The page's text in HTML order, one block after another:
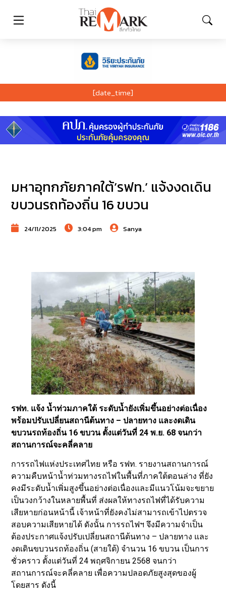
[date_time]
มหาอุทกภัยภาคใต้’รฟท.’ แจ้งงดเดิน
ขบวนรถท้องถิ่น 16 ขบวน
24/11/2025 3:04 pm Sanya
รฟท. แจ้ง น้ำท่วมภาคใต้ ระดับน้ำยังเพิ่มขึ้นอย่างต่อเนื่อง
พร้อมปรับเปลี่ยนสถานีต้นทาง – ปลายทาง และงดเดิน
ขบวนรถท้องถิ่น 16 ขบวน ตั้งแต่วันที่ 24 พ.ย. 68 จนกว่า
สถานการณ์จะคลี่คลาย
การรถไฟแห่งประเทศไทย หรือ รฟท. รายงานสถานการณ์
ความคืบหน้าน้ำท่วมทางรถไฟในพื้นที่ภาคใต้ตอนล่าง ที่ยัง
คงมีระดับน้ำเพิ่มสูงขึ้นอย่างต่อเนื่องและมีแนวโน้มจะขยาย
เป็นวงกว้างในหลายพื้นที่ ส่งผลให้ทางรถไฟที่ได้รับความ
เสียหายก่อนหน้านี้ เจ้าหน้าที่ยังคงไม่สามารถเข้าไปตรวจ
สอบความเสียหายได้ ดังนั้น การรถไฟฯ จึงมีความจำเป็น
ต้องประกาศแจ้งปรับเปลี่ยนสถานีต้นทาง – ปลายทาง และ
งดเดินขบวนรถท้องถิ่น (สายใต้) จำนวน 16 ขบวน เป็นการ
ชั่วคราว ตั้งแต่วันที่ 24 พฤศจิกายน 2568 จนกว่า
สถานการณ์จะคลี่คลาย เพื่อความปลอดภัยสูงสุดของผู้
โดยสาร ดังนี้